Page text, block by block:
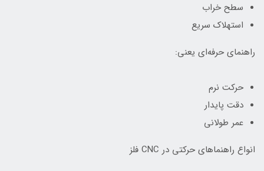
سطح خراب
استهلاک سریع
راهنمای حرفه‌ای یعنی:
حرکت نرم
دقت پایدار
عمر طولانی
انواع راهنماهای حرکتی در CNC فلز